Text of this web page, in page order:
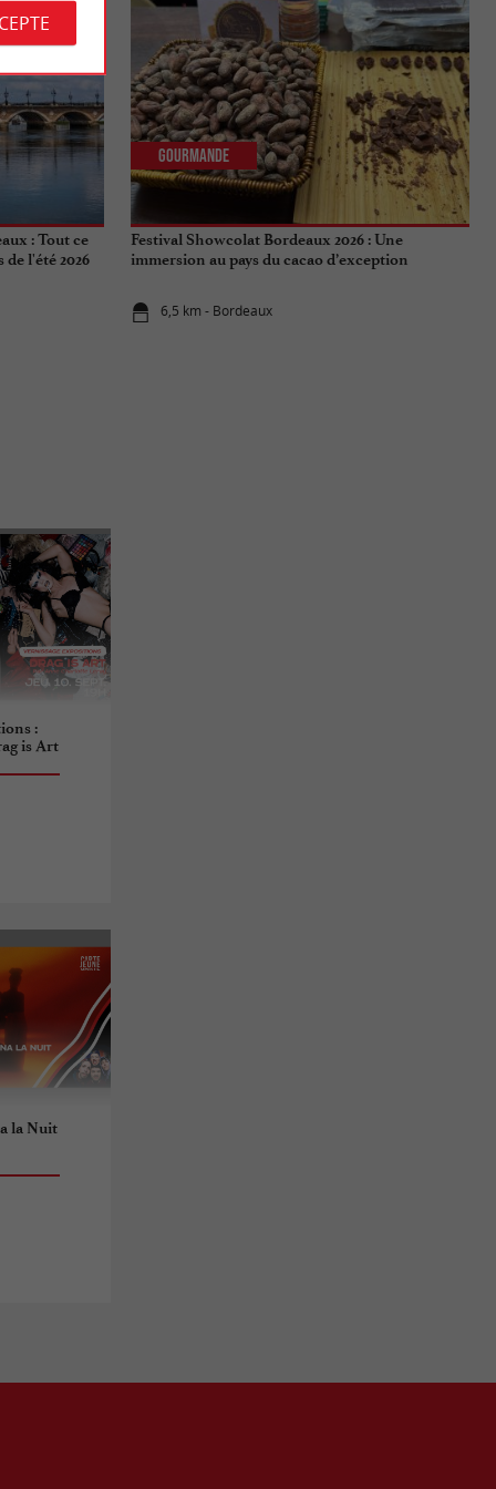
: Tout ce
l'été 2026
Festival Showcolat Bordeaux 2026 : Une
immersion au pays du cacao d’exception
6,5 km - Bordeaux
Gourmande
:
is Art
la Nuit